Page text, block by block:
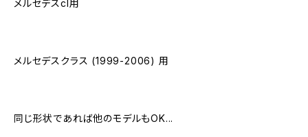
メルセデスcl用
メルセデスクラス (1999-2006) 用
同じ形状であれば他のモデルもOK...